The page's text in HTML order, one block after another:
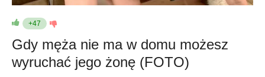
+47
Gdy męża nie ma w domu możesz
wyruchać jego żonę (FOTO)